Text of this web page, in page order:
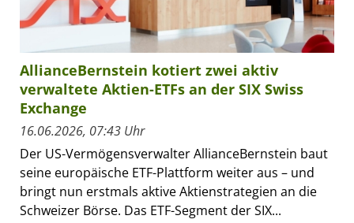
AllianceBernstein kotiert zwei aktiv
verwaltete Aktien-ETFs an der SIX Swiss
Exchange
16.06.2026, 07:43 Uhr
Der US-Vermögensverwalter AllianceBernstein baut
seine europäische ETF-Plattform weiter aus – und
bringt nun erstmals aktive Aktienstrategien an die
Schweizer Börse. Das ETF-Segment der SIX...